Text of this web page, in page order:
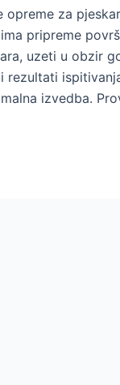
opreme za
pripreme
uzeti u obzir
rezultati
izvedba.